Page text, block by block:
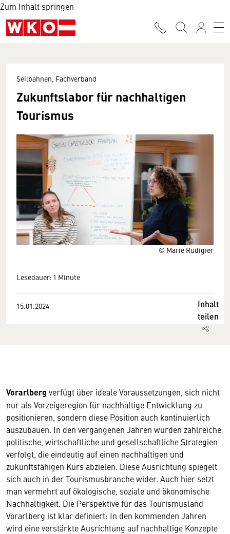
Zum Inhalt springen
© Marie Rudigier
Seilbahnen, Fachverband
Zukunftslabor für nachhaltigen
Tourismus
Lesedauer: 1 Minute
15.01.2024
Inhalt
teilen
Vorarlberg verfügt über ideale Voraussetzungen, sich nicht
nur als Vorzeigeregion für nachhaltige Entwicklung zu
positionieren, sondern diese Position auch kontinuierlich
auszubauen. In den vergangenen Jahren wurden zahlreiche
politische, wirtschaftliche und gesellschaftliche Strategien
verfolgt, die eindeutig auf einen nachhaltigen und
zukunftsfähigen Kurs abzielen. Diese Ausrichtung spiegelt
sich auch in der Tourismusbranche wider. Auch hier setzt
man vermehrt auf ökologische, soziale und ökonomische
Nachhaltigkeit. Die Perspektive für das Tourismusland
Vorarlberg ist klar definiert: In den kommenden Jahren
wird eine verstärkte Ausrichtung auf nachhaltige Konzepte